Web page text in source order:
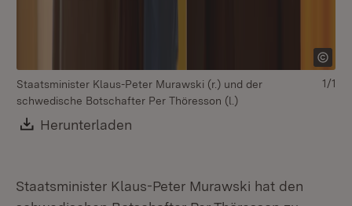
Staatsminister Klaus-Peter Murawski (r.) und der
schwedische Botschafter Per Thöresson (l.)
Download:
Herunterladen
1/1
Staatsminister Klaus-Peter Murawski hat den